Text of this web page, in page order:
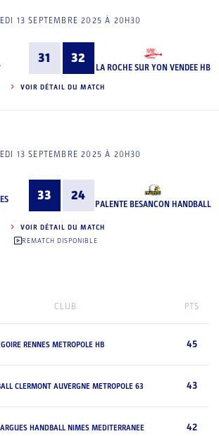
13 SEPTEMBRE 2025 À 20H30
31 32
LA ROCHE SUR YON VENDEE HB
VOIR DÉTAIL DU MATCH
13 SEPTEMBRE 2025 À 20H30
33 24
PALENTE BESANCON HANDBALL
VOIR DÉTAIL DU MATCH
REMATCH DISPONIBLE
CLUB PTS
RENNES METROPOLE HB 45
CLERMONT AUVERGNE METROPOLE 63 43
HANDBALL NIMES MEDITERRANEE 42